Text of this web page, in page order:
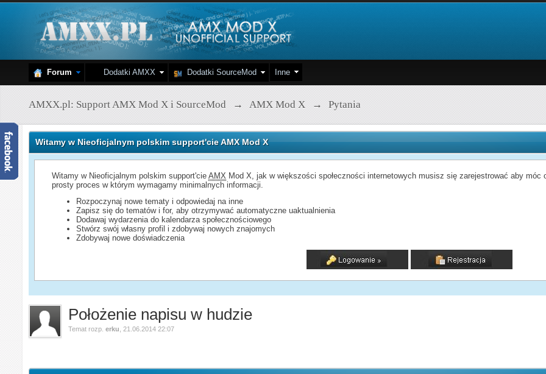
Forum Dodatki AMXX Dodatki SourceMod Inne
AMXX.pl: Support AMX Mod X i SourceMod → AMX Mod X → Pytania
Witamy w Nieoficjalnym polskim support'cie AMX Mod X
Witamy w Nieoficjalnym polskim support'cieAMX Mod X, jak w większości społeczności internetowych musisz się zarejestrować aby
prosty proces w którym wymagamy minimalnych informacji.
Rozpoczynaj nowe tematy i odpowiedaj na inne
Zapisz się do tematów i for, aby otrzymywać automatyczne uaktualnienia
Dodawaj wydarzenia do kalendarza społecznościowego
Stwórz swój własny profil i zdobywaj nowych znajomych
Zdobywaj nowe doświadczenia
Położenie napisu w hudzie
Temat rozp.erku 21.06.2014 22:07